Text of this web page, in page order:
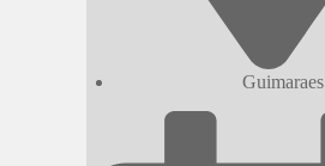
Guimaraes